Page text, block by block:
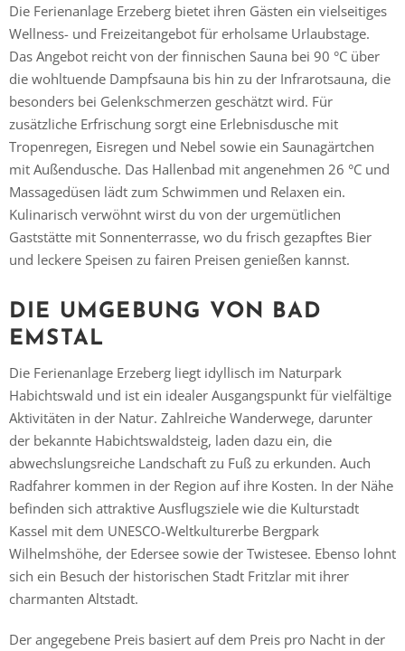
Die Ferienanlage Erzeberg bietet ihren Gästen ein vielseitiges
Wellness- und Freizeitangebot für erholsame Urlaubstage.
Das Angebot reicht von der finnischen Sauna bei 90 °C über
die wohltuende Dampfsauna bis hin zu der Infrarotsauna, die
besonders bei Gelenkschmerzen geschätzt wird. Für
zusätzliche Erfrischung sorgt eine Erlebnisdusche mit
Tropenregen, Eisregen und Nebel sowie ein Saunagärtchen
mit Außendusche. Das Hallenbad mit angenehmen 26 °C und
Massagedüsen lädt zum Schwimmen und Relaxen ein.
Kulinarisch verwöhnt wirst du von der urgemütlichen
Gaststätte mit Sonnenterrasse, wo du frisch gezapftes Bier
und leckere Speisen zu fairen Preisen genießen kannst.
DIE UMGEBUNG VON BAD
EMSTAL
Die Ferienanlage Erzeberg liegt idyllisch im Naturpark
Habichtswald und ist ein idealer Ausgangspunkt für vielfältige
Aktivitäten in der Natur. Zahlreiche Wanderwege, darunter
der bekannte Habichtswaldsteig, laden dazu ein, die
abwechslungsreiche Landschaft zu Fuß zu erkunden. Auch
Radfahrer kommen in der Region auf ihre Kosten. In der Nähe
befinden sich attraktive Ausflugsziele wie die Kulturstadt
Kassel mit dem UNESCO-Weltkulturerbe Bergpark
Wilhelmshöhe, der Edersee sowie der Twistesee. Ebenso lohnt
sich ein Besuch der historischen Stadt Fritzlar mit ihrer
charmanten Altstadt.
Der angegebene Preis basiert auf dem Preis pro Nacht in der
Vielen Dank für das Abonnieren unseres Newsletters.